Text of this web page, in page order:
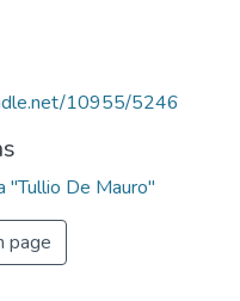
10955/5246
"Tullio De Mauro"
page